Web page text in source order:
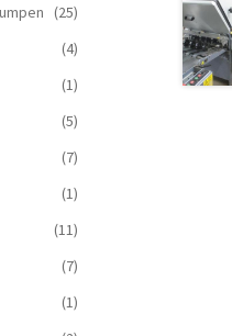
(25)
(4)
(1)
(5)
(7)
(1)
(11)
(7)
(1)